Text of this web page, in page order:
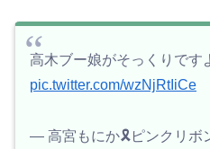
高木ブー娘がそっくりです
pic.twitter.com/wzNjRtIiCe
— 高宮もにか🎗ピンクリボ